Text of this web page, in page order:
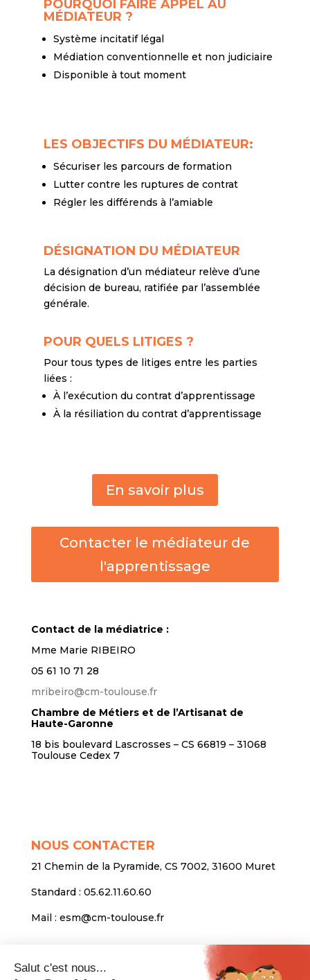
POURQUOI FAIRE APPEL AU
MÉDIATEUR ?
Système incitatif légal
Médiation conventionnelle et non judiciaire
Disponible à tout moment
LES OBJECTIFS DU MÉDIATEUR:
Sécuriser les parcours de formation
Lutter contre les ruptures de contrat
Régler les différends à l’amiable
DÉSIGNATION DU MÉDIATEUR
La désignation d’un médiateur relève d’une
décision de bureau, ratifiée par l’assemblée
générale.
POUR QUELS LITIGES ?
Pour tous types de litiges entre les parties
liées :
À l’exécution du contrat d’apprentissage
À la résiliation du contrat d’apprentissage
En savoir plus
Contacter le médiateur de
l'apprentissage
Contact de la médiatrice :
Mme Marie RIBEIRO
05 61 10 71 28
mribeiro@cm-toulouse.fr
Chambre de Métiers et de l’Artisanat de
Haute-Garonne
18 bis boulevard Lascrosses – CS 66819 – 31068
Toulouse Cedex 7
NOUS CONTACTER
21 Chemin de la Pyramide, CS 7002, 31600 Muret
Standard : 05.62.11.60.60
Mail : esm@cm-toulouse.fr
INFORMATIONS